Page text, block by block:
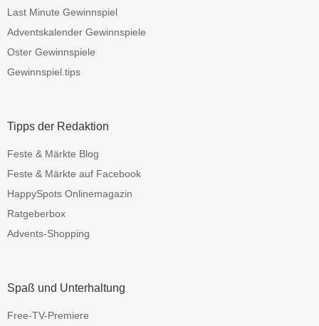
Last Minute Gewinnspiel
Adventskalender Gewinnspiele
Oster Gewinnspiele
Gewinnspiel.tips
Tipps der Redaktion
Feste & Märkte Blog
Feste & Märkte auf Facebook
HappySpots Onlinemagazin
Ratgeberbox
Advents-Shopping
Spaß und Unterhaltung
Free-TV-Premiere